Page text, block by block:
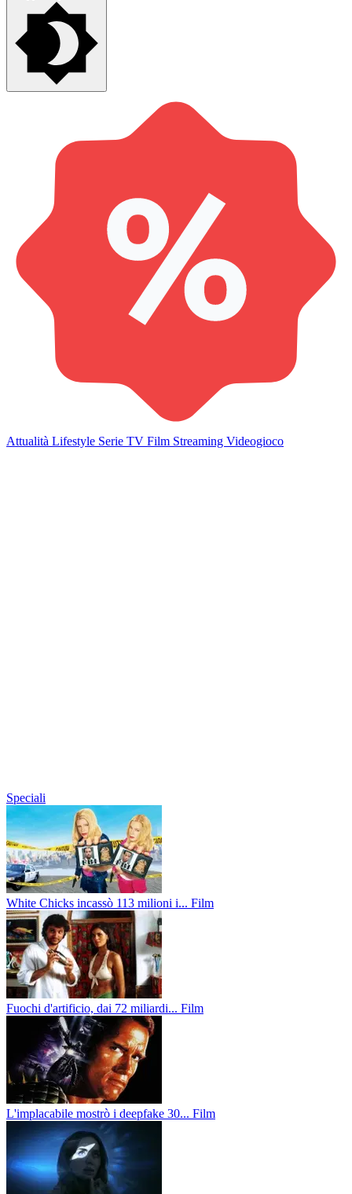
Attualità Lifestyle Serie TV Film Streaming Videogioco
Speciali
White Chicks incassò 113 milioni i... Film
Fuochi d'artificio, dai 72 miliardi... Film
L'implacabile mostrò i deepfake 30... Film